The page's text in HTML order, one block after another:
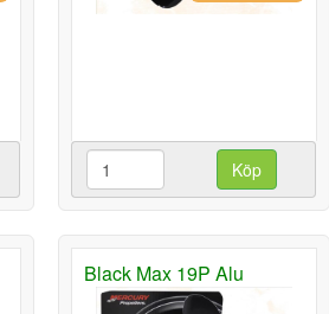
Köp
Black Max 19P Alu